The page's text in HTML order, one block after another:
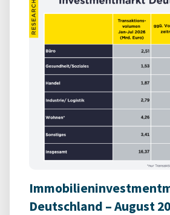
Deutschland – August